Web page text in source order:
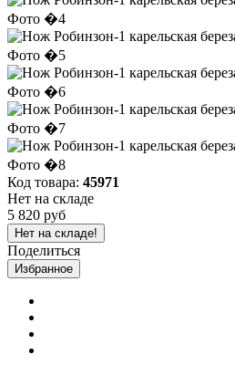
Код товара: 45971
Нет на складе
5 820 руб
Нет на складе!
Поделиться
Избранное